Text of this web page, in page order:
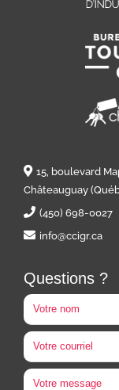
15, boulevard
Châteauguay
(450) 698-0027
info@ccigr.ca
Questions ?